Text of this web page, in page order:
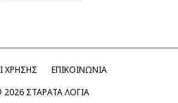
ΧΡΗΣΗΣ
ΕΠΙΚΟΙΝΩΝΙΑ
2026 ΣΤΑΡΑΤΑ ΛΟΓΙΑ